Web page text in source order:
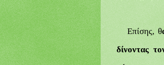
Επίσης, θ
δίνοντας